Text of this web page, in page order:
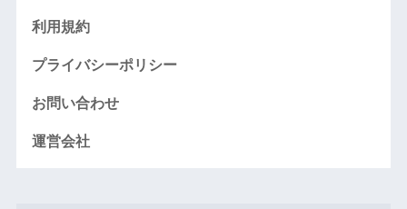
利用規約
プライバシーポリシー
お問い合わせ
運営会社